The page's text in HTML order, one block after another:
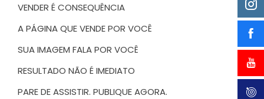
VENDER É CONSEQUÊNCIA
A PÁGINA QUE VENDE POR VOCÊ
SUA IMAGEM FALA POR VOCÊ
RESULTADO NÃO É IMEDIATO
PARE DE ASSISTIR. PUBLIQUE AGORA.